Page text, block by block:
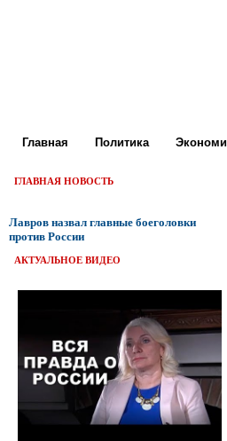
Главная Политика
ГЛАВНАЯ НОВОСТЬ
Лавров назвал главные боеголовки
против России
АКТУАЛЬНОЕ ВИДЕО